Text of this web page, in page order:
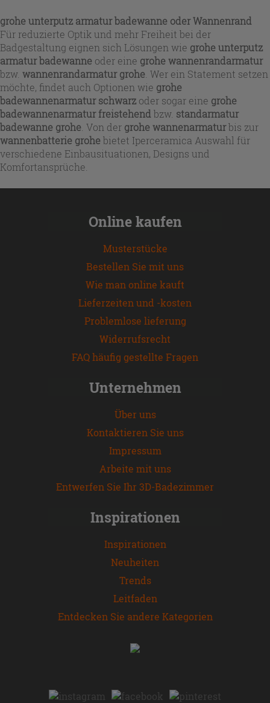
grohe unterputz armatur badewanne oder Wannenrand
Für reduzierte Optik und mehr Freiheit bei der
Badgestaltung eignen sich Lösungen wie grohe unterputz
armatur badewanne oder eine grohe wannenrandarmatur
bzw. wannenrandarmatur grohe . Wer ein Statement setzen
möchte, findet auch Optionen wie grohe
badewannenarmatur schwarz oder sogar eine grohe
badewannenarmatur freistehend bzw. standarmatur
badewanne grohe . Von der grohe wannenarmaturbis zur
wannenbatterie grohe bietet Iperceramica Auswahl für
verschiedene Einbausituationen, Designs und
Komfortansprüche.
Online kaufen
Musterstücke
Bestellen Sie mit uns
Wie man online kauft
Lieferzeiten und -kosten
Problemlose lieferung
Widerrufsrecht
FAQ häufig gestellte Fragen
Unternehmen
Über uns
Kontaktieren Sie uns
Impressum
Arbeite mit uns
Entwerfen Sie Ihr 3D-Badezimmer
Inspirationen
Inspirationen
Neuheiten
Trends
Leitfaden
Entdecken Sie andere Kategorien